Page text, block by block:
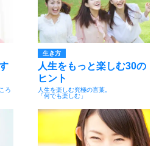
ろ
生き方
人生をもっと楽しむ30の
ヒント
人生を楽しむ究極の言葉。
「何でも楽しむ」